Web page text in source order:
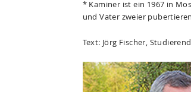
* Kaminer ist ein 1967 in
und Vater zweier
Text: Jörg Fischer,